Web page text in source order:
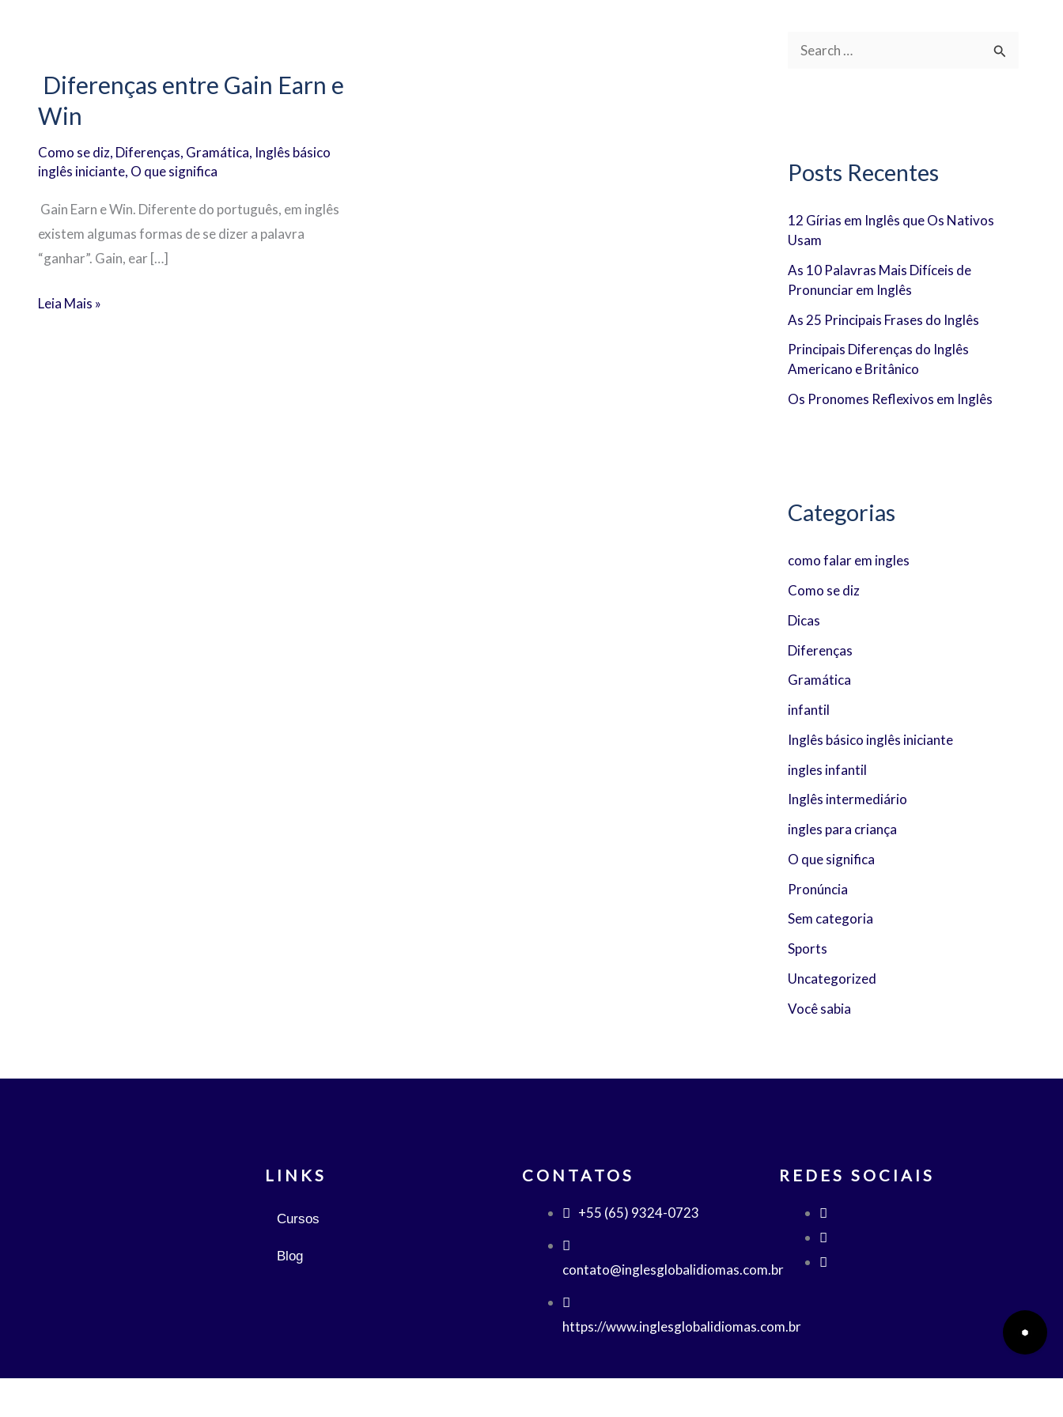
Diferenças entre Gain Earn e
Win
Como se diz, Diferenças, Gramática, Inglês básico
inglês iniciante, O que significa
Gain Earn e Win. Diferente do português, em inglês
existem algumas formas de se dizer a palavra
“ganhar”. Gain, ear […]
Gain
Earn
Win
Leia Mais »
u
s
a
r
p
o
r
:
Posts Recentes
12 Gírias em Inglês que Os Nativos
Usam
As 10 Palavras Mais Difíceis de
Pronunciar em Inglês
As 25 Principais Frases do Inglês
Principais Diferenças do Inglês
Americano e Britânico
Os Pronomes Reflexivos em Inglês
Categorias
como falar em ingles
Como se diz
Dicas
Diferenças
Gramática
infantil
Inglês básico inglês iniciante
ingles infantil
Inglês intermediário
ingles para criança
O que significa
Pronúncia
Sem categoria
Sports
Uncategorized
Você sabia
LINKS
Cursos
Blog
CONTATOS
+55 (65) 9324-0723
contato@inglesglobalidiomas.com.br
https://www.inglesglobalidiomas.com.br
REDES SOCIAIS